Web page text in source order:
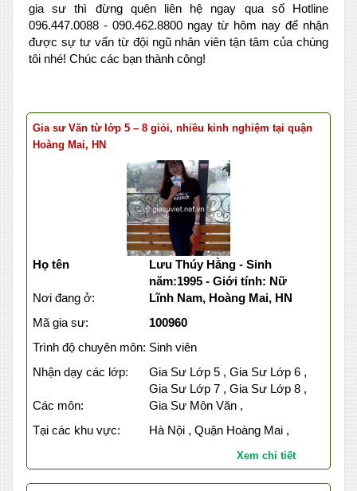
gia sư thì đừng quên liên hệ ngay qua số Hotline
096.447.0088 - 090.462.8800 ngay từ hôm nay để nhận
được sự tư vấn từ đội ngũ nhân viên tận tâm của chúng
tôi nhé! Chúc các bạn thành công!
Gia sư Văn từ lớp 5 – 8 giỏi, nhiều kinh nghiệm tại quận
Hoàng Mai, HN
Họ tên
Lưu Thúy Hằng - Sinh
năm:1995 - Giới tính: Nữ
Nơi đang ở:
Lĩnh Nam, Hoàng Mai, HN
Mã gia sư:
100960
Trình độ chuyên môn: Sinh viên
Nhận dạy các lớp:
Gia Sư Lớp 5 , Gia Sư Lớp 6 ,
Gia Sư Lớp 7 , Gia Sư Lớp 8 ,
Các môn:
Gia Sư Môn Văn ,
Tại các khu vực:
Hà Nội , Quận Hoàng Mai ,
Xem chi tiết